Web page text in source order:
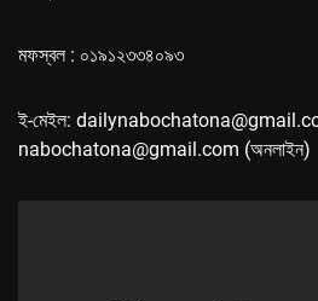
মফস্বল : ০১৯১২৩৩৪০৯৩
ই-মেইল:
nabochatona@gmail.com (অনলাইন)